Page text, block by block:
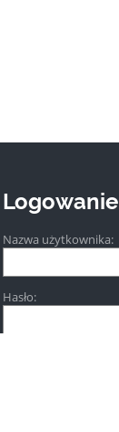
Logowanie
Nazwa użytkownika:
Hasło: